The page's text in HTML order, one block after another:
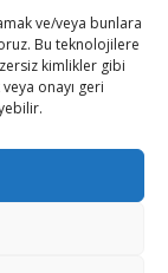
ve/veya bunlara
Bu teknolojilere
kimlikler gibi
onayı geri
SavunmaTR
Hakkımızda
Kariyer
Gizlilik Politikası
Künye